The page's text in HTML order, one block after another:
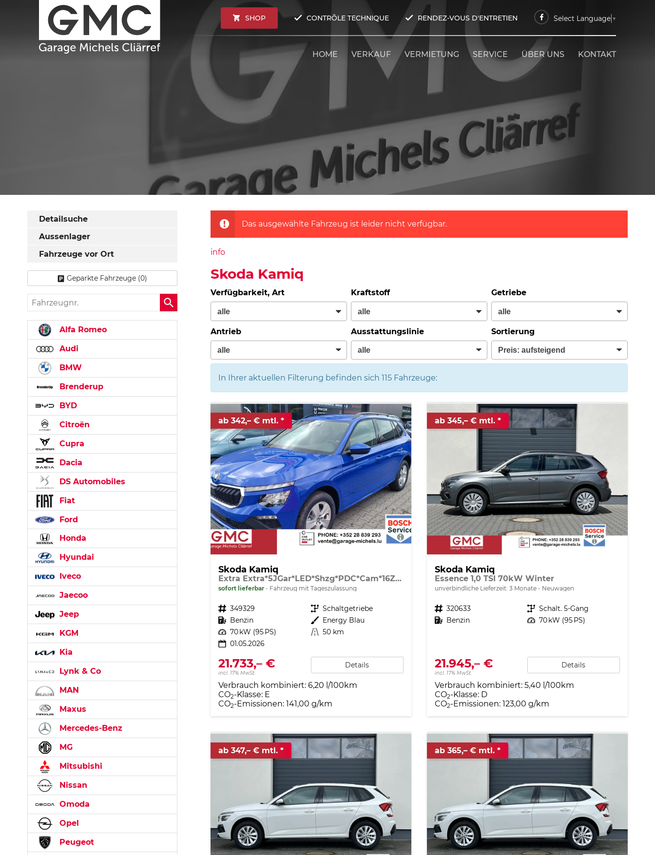
SHOP CONTRÔLE TECHNIQUE RENDEZ-VOUS D'ENTRETIEN Select Language ▼
HOME VERKAUF VERMIETUNG SERVICE ÜBER UNS KONTAKT
Das ausgewählte Fahrzeug ist leider nicht verfügbar.
info
Skoda Kamiq
Verfügbarkeit, Art Kraftstoff Getriebe
Antrieb Ausstattungslinie Sortierung
In Ihrer aktuellen Filterung befinden sich 115Fahrzeuge:
ab 342,– € mtl.
Skoda Kamiq
Extra Extra*5JGar*LED*Shzg*PDC*Cam*16Zoll*ACA*
sofort lieferbar Fahrzeug mit Tageszulassung
Fahrzeugnr. 349329 Getriebe Schaltgetriebe
Kraftstoff Benzin Außenfarbe Energy Blau
Leistung 70 kW (95 PS) Kilometerstand 50 km
01.05.2026
21.733,– €
incl. 17% MwSt.
Details
Verbrauch kombiniert: 6,20 l/100km
CO2-Klasse: E
CO2-Emissionen: 141,00 g/km
ab 345,– € mtl.
Skoda Kamiq
Essence 1,0 TSI 70kW Winter
unverbindliche Lieferzeit: 3 Monate Neuwagen
Fahrzeugnr. 320633 Getriebe Schalt. 5-Gang
Kraftstoff Benzin Leistung 70 kW (95 PS)
21.945,– €
incl. 17% MwSt.
Details
Verbrauch kombiniert: 5,40 l/100km
CO2-Klasse: D
CO2-Emissionen: 123,00 g/km
ab 347,– € mtl. ab 365,– € mtl.
Detailsuche
Aussenlager
Fahrzeuge vor Ort
Geparkte Fahrzeuge (0)
Fahrzeugnr.
Alfa Romeo
Audi
BMW
Brenderup
BYD
Citroën
Cupra
Dacia
DS Automobiles
Fiat
Ford
Honda
Hyundai
Iveco
Jaecoo
Jeep
KGM
Kia
Lynk & Co
MAN
Maxus
Mercedes-Benz
MG
Mitsubishi
Nissan
Omoda
Opel
Peugeot